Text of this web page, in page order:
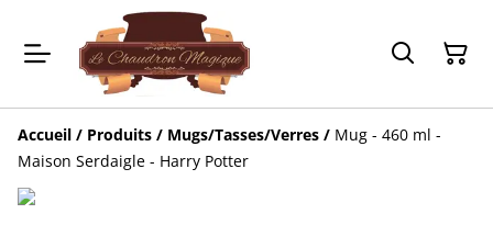
Accueil / Produits / Mugs/Tasses/Verres / Mug - 460 ml -
Maison Serdaigle - Harry Potter